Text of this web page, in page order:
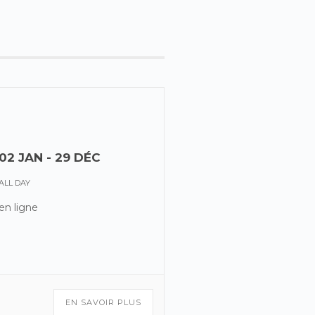
JAN - 29 DÉC
DAY
ligne
EN SAVOIR PLUS